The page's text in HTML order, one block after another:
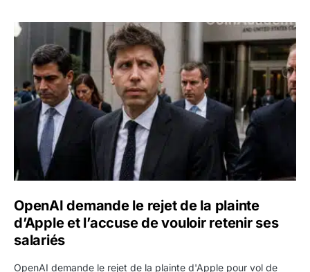
OpenAI demande le rejet de la plainte d’Apple et
OpenAI demande le rejet de la plainte
d’Apple et l’accuse de vouloir retenir ses
salariés
OpenAI demande le rejet de la plainte d'Apple pour vol de